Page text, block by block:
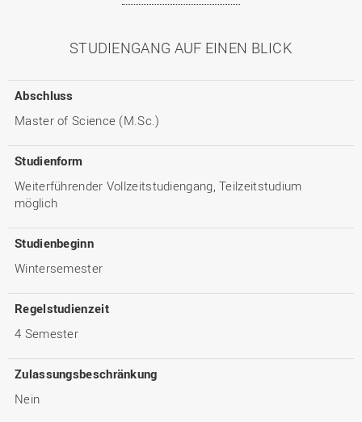
STUDIENGANG AUF EINEN BLICK
Abschluss
Master of Science (M.Sc.)
Studienform
Weiterführender Vollzeitstudiengang, Teilzeitstudium
möglich
Studienbeginn
Wintersemester
Regelstudienzeit
4 Semester
Zulassungsbeschränkung
Nein